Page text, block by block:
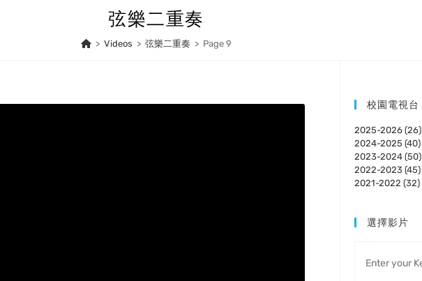
弦樂二重奏
> Videos > 弦樂二重奏 > Page 9
校園電視台
2025-2026 (26)
2024-2025 (40)
2023-2024 (50)
2022-2023 (45)
2021-2022 (32)
選擇影片